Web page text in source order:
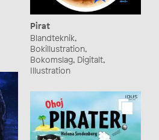
Pirat
Blandteknik,
Bokillustration,
Bokomslag, Digitalt,
Illustration